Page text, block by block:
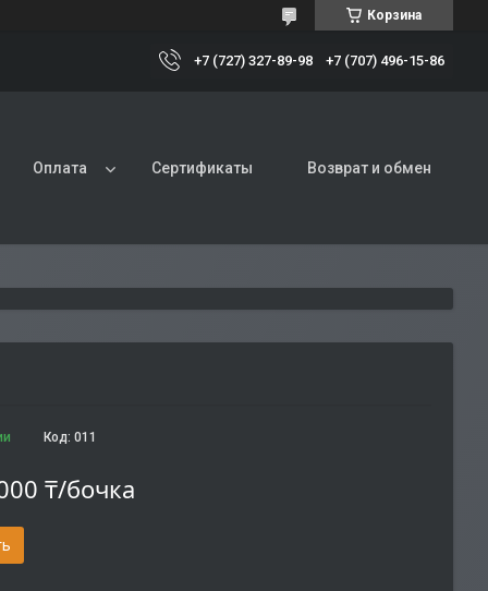
Корзина
+7 (727) 327-89-98 +7 (707) 496-15-86
Оплата Сертификаты Возврат и обмен
Код: 011
₸/бочка